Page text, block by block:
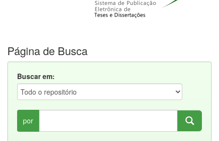
Página de Busca
Buscar em:
por